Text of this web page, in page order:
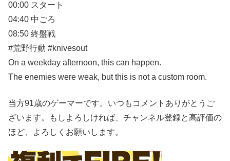
00:00 スタート
04:40 中ごろ
08:50 終盤戦
#荒野行動 #knivesout
On a weekday afternoon, this can happen.
The enemies were weak, but this is not a custom room.
当方91歳のゲーマーです。いつもコメントありがとうご
ざいます。もしよろしければ、チャンネル登録と高評価の
ほど、よろしくお願いします。